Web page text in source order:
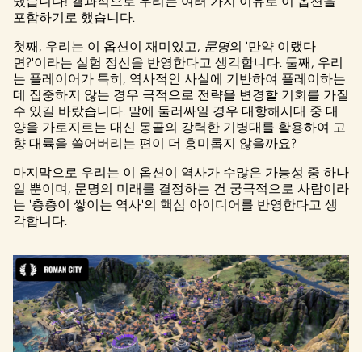
포함하기로 했습니다.
첫째, 우리는 이 옵션이 재미있고, 문명의 '만약 이랬다
면?'이라는 실험 정신을 반영한다고 생각합니다. 둘째, 우리
는 플레이어가 특히, 역사적인 사실에 기반하여 플레이하는
데 집중하지 않는 경우 극적으로 전략을 변경할 기회를 가질
수 있길 바랐습니다. 말에 둘러싸일 경우 대항해시대 중 대
양을 가로지르는 대신 몽골의 강력한 기병대를 활용하여 고
향 대륙을 쓸어버리는 편이 더 흥미롭지 않을까요?
마지막으로 우리는 이 옵션이 역사가 수많은 가능성 중 하나
일 뿐이며, 문명의 미래를 결정하는 건 궁극적으로 사람이라
는 '층층이 쌓이는 역사'의 핵심 아이디어를 반영한다고 생
각합니다.